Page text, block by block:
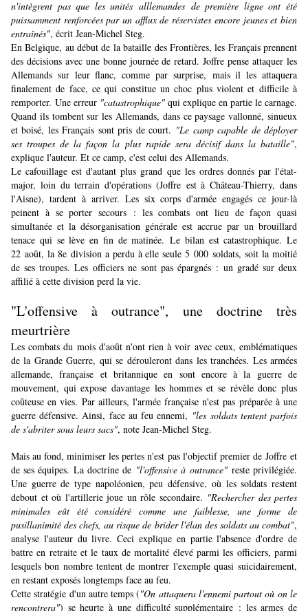
n'intègrent pas que les unités alllemandes de première ligne ont été
puissamment renforcées par un afflux de réservistes encore jeunes et bien
entraînés", écrit Jean-Michel Steg.
En Belgique, au début de la bataille des Frontières, les Français prennent
des décisions avec une bonne journée de retard. Joffre pense attaquer les
Allemands sur leur flanc, comme par surprise, mais il les attaquera
finalement de face, ce qui constitue un choc plus violent et difficile à
remporter. Une erreur "catastrophique" qui explique en partie le carnage.
Quand ils tombent sur les Allemands, dans ce paysage vallonné, sinueux
et boisé, les Français sont pris de court. "Le camp capable de déployer
ses troupes de la façon la plus rapide sera décisif dans la bataille",
explique l'auteur. Et ce camp, c'est celui des Allemands.
Le cafouillage est d'autant plus grand que les ordres donnés par l'état-
major, loin du terrain d'opérations (Joffre est à Château-Thierry, dans
l'Aisne), tardent à arriver. Les six corps d'armée engagés ce jour-là
peinent à se porter secours : les combats ont lieu de façon quasi
simultanée et la désorganisation générale est accrue par un brouillard
tenace qui se lève en fin de matinée. Le bilan est catastrophique. Le
22 août, la 8e division a perdu à elle seule 5 000 soldats, soit la moitié
de ses troupes. Les officiers ne sont pas épargnés : un gradé sur deux
affilié à cette division perd la vie.
"L'offensive à outrance", une doctrine très
meurtrière
Les combats du mois d'août n'ont rien à voir avec ceux, emblématiques
de la Grande Guerre, qui se dérouleront dans les tranchées. Les armées
allemande, française et britannique en sont encore à la guerre de
mouvement, qui expose davantage les hommes et se révèle donc plus
coûteuse en vies. Par ailleurs, l'armée française n'est pas préparée à une
guerre défensive. Ainsi, face au feu ennemi, "les soldats tentent parfois
de s'abriter sous leurs sacs", note Jean-Michel Steg.
Mais au fond, minimiser les pertes n'est pas l'objectif premier de Joffre et
de ses équipes. La doctrine de "l'offensive à outrance"reste privilégiée.
Une guerre de type napoléonien, peu défensive, où les soldats restent
debout et où l'artillerie joue un rôle secondaire. "Rechercher des pertes
minimales eût été considéré comme une faiblesse, une forme de
pusillanimité des chefs, au risque de brider l'élan des soldats au combat",
analyse l'auteur du livre. Ceci explique en partie l'absence d'ordre de
battre en retraite et le taux de mortalité élevé parmi les officiers, parmi
lesquels bon nombre tentent de montrer l'exemple quasi suicidairement,
en restant exposés longtemps face au feu.
Cette stratégie d'un autre temps ("On attaquera l'ennemi partout où on le
rencontrera") se heurte à une difficulté supplémentaire : les armes de